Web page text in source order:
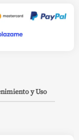
y Uso